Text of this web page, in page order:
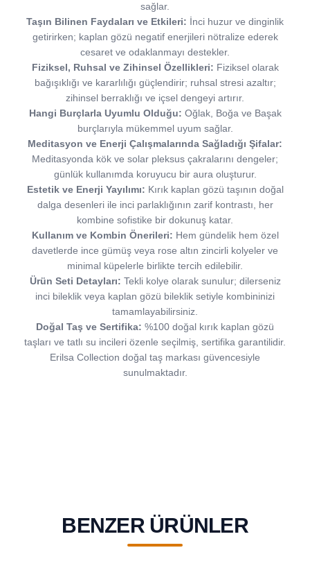
sağlar.
Taşın Bilinen Faydaları ve Etkileri: İnci huzur ve dinginlik
getirirken; kaplan gözü negatif enerjileri nötralize ederek
cesaret ve odaklanmayı destekler.
Fiziksel, Ruhsal ve Zihinsel Özellikleri: Fiziksel olarak
bağışıklığı ve kararlılığı güçlendirir; ruhsal stresi azaltır;
zihinsel berraklığı ve içsel dengeyi artırır.
Hangi Burçlarla Uyumlu Olduğu: Oğlak, Boğa ve Başak
burçlarıyla mükemmel uyum sağlar.
Meditasyon ve Enerji Çalışmalarında Sağladığı Şifalar:
Meditasyonda kök ve solar pleksus çakralarını dengeler;
günlük kullanımda koruyucu bir aura oluşturur.
Estetik ve Enerji Yayılımı: Kırık kaplan gözü taşının doğal
dalga desenleri ile inci parlaklığının zarif kontrastı, her
kombine sofistike bir dokunuş katar.
Kullanım ve Kombin Önerileri: Hem gündelik hem özel
davetlerde ince gümüş veya rose altın zincirli kolyeler ve
minimal küpelerle birlikte tercih edilebilir.
Ürün Seti Detayları: Tekli kolye olarak sunulur; dilerseniz
inci bileklik veya kaplan gözü bileklik setiyle kombininizi
tamamlayabilirsiniz.
Doğal Taş ve Sertifika: %100 doğal kırık kaplan gözü
taşları ve tatlı su incileri özenle seçilmiş, sertifika garantilidir.
Erilsa Collection doğal taş markası güvencesiyle
sunulmaktadır.
BENZER ÜRÜNLER